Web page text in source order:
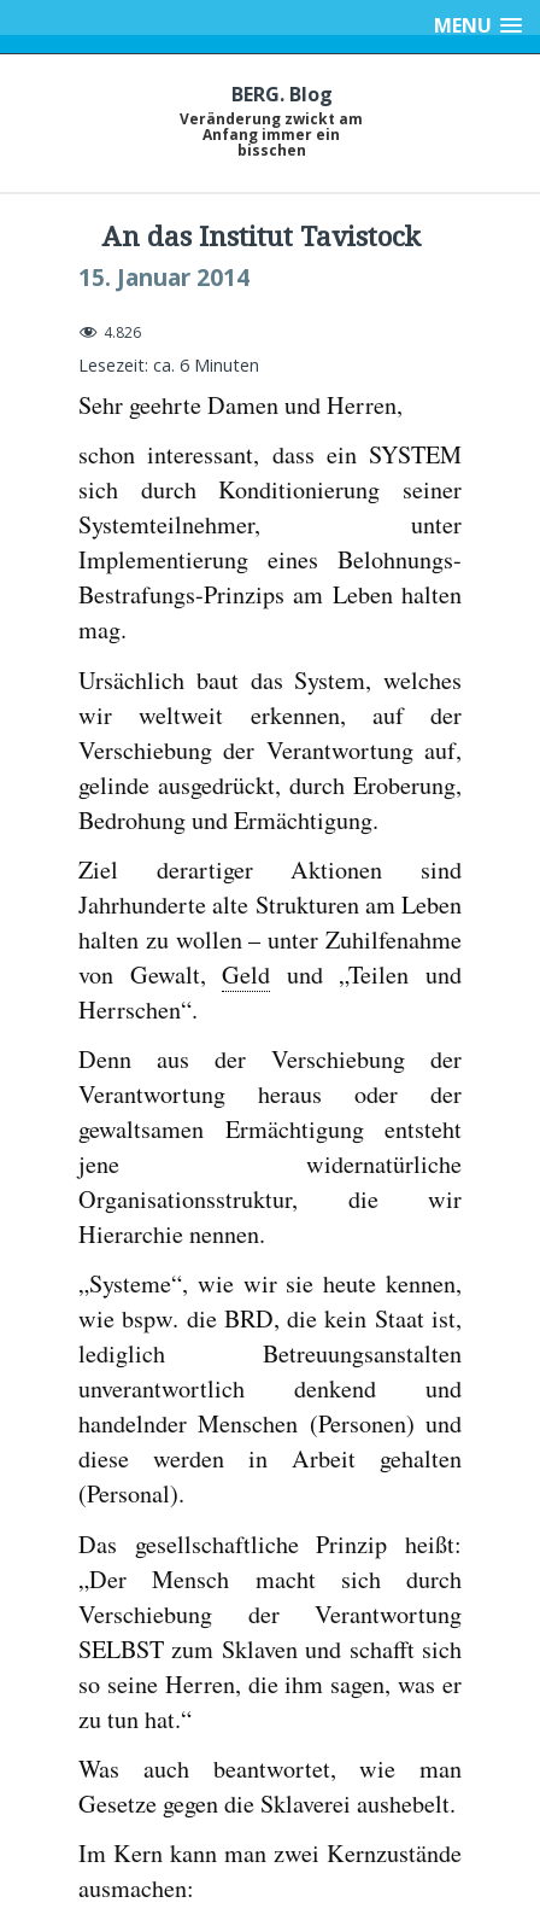
MENU
BERG. Blog
Veränderung zwickt am
Anfang immer ein
bisschen
An das Institut Tavistock
15. Januar 2014
4.826
Lesezeit: ca. 6 Minuten
Sehr geehrte Damen und Herren,
schon interessant, dass ein SYSTEM
sich durch Konditionierung seiner
Systemteilnehmer, unter
Implementierung eines Belohnungs-
Bestrafungs-Prinzips am Leben halten
mag.
Ursächlich baut das System, welches
wir weltweit erkennen, auf der
Verschiebung der Verantwortung auf,
gelinde ausgedrückt, durch Eroberung,
Bedrohung und Ermächtigung.
Ziel derartiger Aktionen sind
Jahrhunderte alte Strukturen am Leben
halten zu wollen – unter Zuhilfenahme
von Gewalt,Geld und „Teilen und
Herrschen“.
Denn aus der Verschiebung der
Verantwortung heraus oder der
gewaltsamen Ermächtigung entsteht
jene widernatürliche
Organisationsstruktur, die wir
Hierarchie nennen.
„Systeme“, wie wir sie heute kennen,
wie bspw. die BRD, die kein Staat ist,
lediglich Betreuungsanstalten
unverantwortlich denkend und
handelnder Menschen (Personen) und
diese werden in Arbeit gehalten
(Personal).
Das gesellschaftliche Prinzip heißt:
„Der Mensch macht sich durch
Verschiebung der Verantwortung
SELBST zum Sklaven und schafft sich
so seine Herren, die ihm sagen, was er
zu tun hat.“
Was auch beantwortet, wie man
Gesetze gegen die Sklaverei aushebelt.
Im Kern kann man zwei Kernzustände
ausmachen: